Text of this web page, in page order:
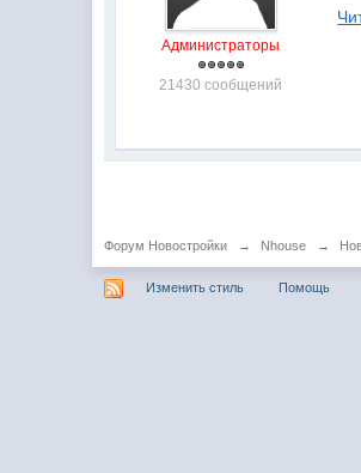
Администраторы
21430 сообщений
Форум Новостройки → Nhouse →
Изменить стиль Помощь